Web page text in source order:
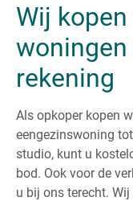
Wij
rekening
Als opkoper kopen
eengezinswoning
studio, kunt u
bod. Ook voor de
u bij ons terecht.